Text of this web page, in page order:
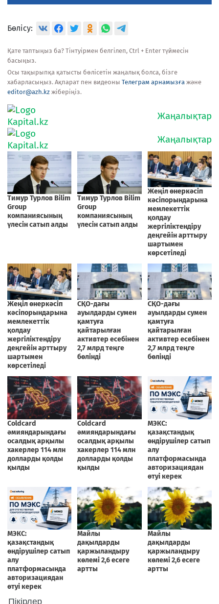
Бөлісу:
Қате таптыңыз ба? Тінтуірмен белгілеп, Ctrl + Enter түймесін
басыңыз.
Осы тақырыпқа қатысты бөлісетін жаңалық болса, бізге
хабарласыңыз. Ақпарат пен видеоны Телеграм арнамызға және
editor@azh.kz жіберіңіз.
Пікірлер